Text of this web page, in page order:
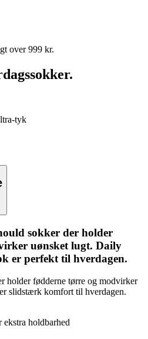
over 999 kr.
tyk
sokker der holder
uønsket lugt. Daily
er perfekt til hverdagen.
holder fødderne tørre og modvirker
slidstærk komfort til hverdagen.
holdbarhed